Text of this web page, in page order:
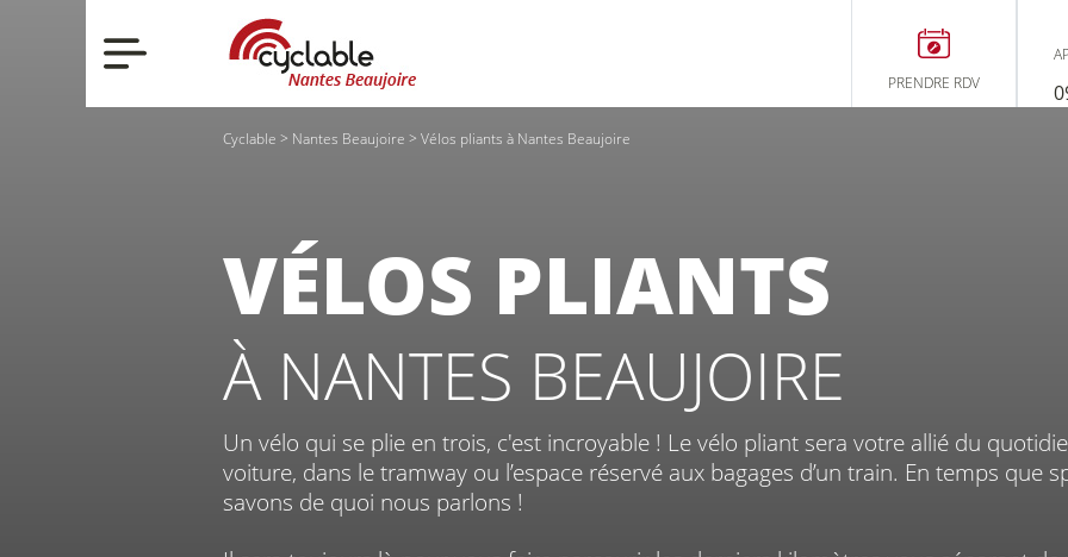
Nos actualités
Nos vélos
Qui sommes-nous ?
À
Entretien
PRENDRE RDV
VÉLOS PLIANTS
À NANTES BEAUJOIRE
Un vélo qui se plie en trois, c'est incroyable ! Le vélo pliant sera votre allié du
voiture, dans le tramway ou l’espace réservé aux bagages d’un train. En temps que
savons de quoi nous parlons !
Cyclable > Nantes Beaujoire > Vélos pliants à Nantes Beaujoire